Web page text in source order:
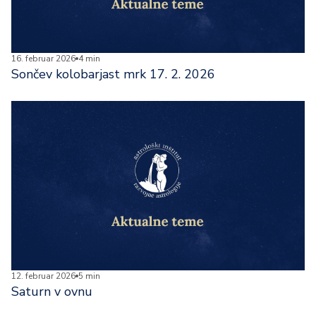
16. februar 2026 4 min
Sončev kolobarjast mrk 17. 2. 2026
12. februar 2026 5 min
Saturn v ovnu